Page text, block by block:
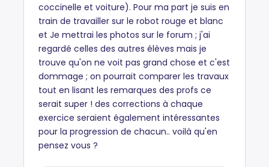
coccinelle et voiture). Pour ma part je suis en
train de travailler sur le robot rouge et blanc
et Je mettrai les photos sur le forum ; j'ai
regardé celles des autres élèves mais je
trouve qu'on ne voit pas grand chose et c'est
dommage ; on pourrait comparer les travaux
tout en lisant les remarques des profs ce
serait super ! des corrections à chaque
exercice seraient également intéressantes
pour la progression de chacun.. voilà qu'en
pensez vous ?